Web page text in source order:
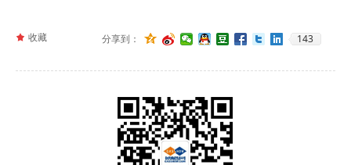
分享到： 143
끄 收藏